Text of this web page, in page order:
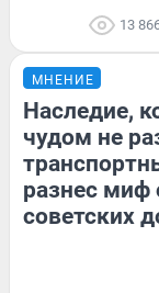
13
МНЕНИЕ
Наследие,
чудом не
разнес миф
советских